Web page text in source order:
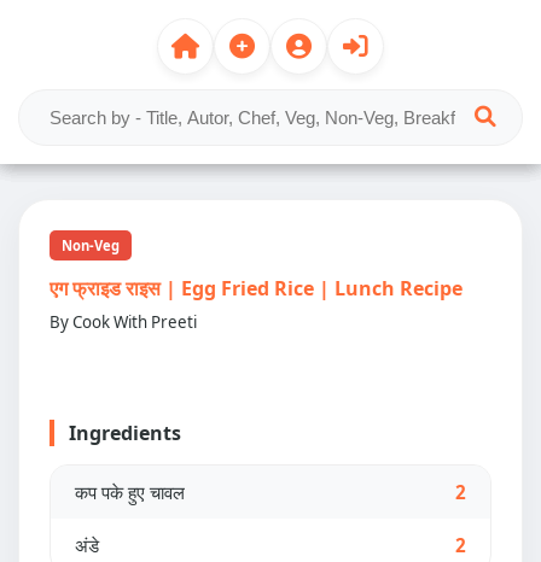
Non-Veg
एग फ्राइड राइस | Egg Fried Rice | Lunch Recipe
By Cook With Preeti
Ingredients
कप पके हुए चावल 2
अंडे 2